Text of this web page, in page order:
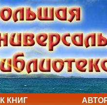
КНИГ